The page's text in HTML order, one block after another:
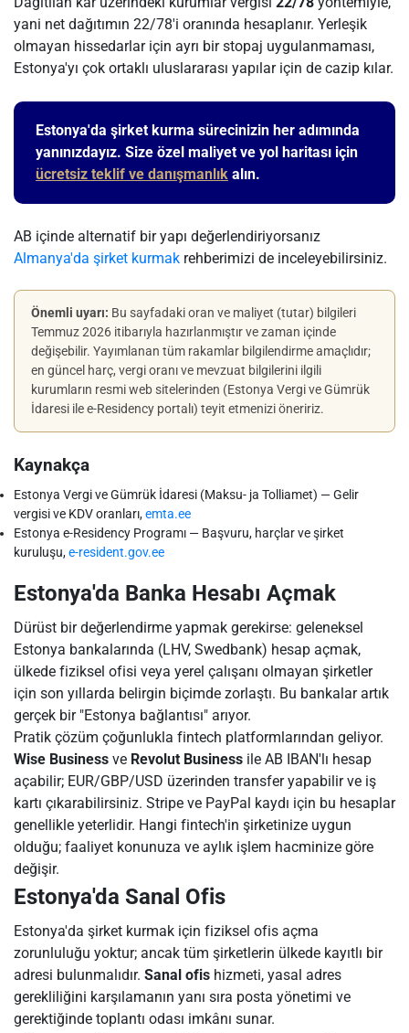
yani net dağıtımın 22/78'i oranında hesaplanır. Yerleşik
olmayan hissedarlar için ayrı bir stopaj uygulanmaması,
Estonya'yı çok ortaklı uluslararası yapılar için de cazip kılar.
Estonya'da şirket kurma sürecinizin her adımında
yanınızdayız. Size özel maliyet ve yol haritası için
ücretsiz teklif ve danışmanlık alın.
AB içinde alternatif bir yapı değerlendiriyorsanız
Almanya'da şirket kurmak rehberimizi de inceleyebilirsiniz.
Önemli uyarı: Bu sayfadaki oran ve maliyet (tutar) bilgileri
Temmuz 2026 itibarıyla hazırlanmıştır ve zaman içinde
değişebilir. Yayımlanan tüm rakamlar bilgilendirme amaçlıdır;
en güncel harç, vergi oranı ve mevzuat bilgilerini ilgili
kurumların resmi web sitelerinden (Estonya Vergi ve Gümrük
İdaresi ile e-Residency portalı) teyit etmenizi öneririz.
Kaynakça
Estonya Vergi ve Gümrük İdaresi (Maksu- ja Tolliamet) — Gelir
vergisi ve KDV oranları,emta.ee
Estonya e-Residency Programı — Başvuru, harçlar ve şirket
kuruluşu,e-resident.gov.ee
Estonya'da Banka Hesabı Açmak
Dürüst bir değerlendirme yapmak gerekirse: geleneksel
Estonya bankalarında (LHV, Swedbank) hesap açmak,
ülkede fiziksel ofisi veya yerel çalışanı olmayan şirketler
için son yıllarda belirgin biçimde zorlaştı. Bu bankalar artık
gerçek bir "Estonya bağlantısı" arıyor.
Pratik çözüm çoğunlukla fintech platformlarından geliyor.
Wise Business ve Revolut Business ile AB IBAN'lı hesap
açabilir; EUR/GBP/USD üzerinden transfer yapabilir ve iş
kartı çıkarabilirsiniz. Stripe ve PayPal kaydı için bu hesaplar
genellikle yeterlidir. Hangi fintech'in şirketinize uygun
olduğu; faaliyet konunuza ve aylık işlem hacminize göre
değişir.
Estonya'da Sanal Ofis
Estonya'da şirket kurmak için fiziksel ofis açma
zorunluluğu yoktur; ancak tüm şirketlerin ülkede kayıtlı bir
adresi bulunmalıdır. Sanal ofis hizmeti, yasal adres
gerekliliğini karşılamanın yanı sıra posta yönetimi ve
gerektiğinde toplantı odası imkânı sunar.